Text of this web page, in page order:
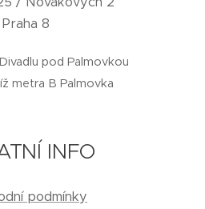
Praha 8
pod Palmovkou
metra B Palmovka
INFO
podmínky